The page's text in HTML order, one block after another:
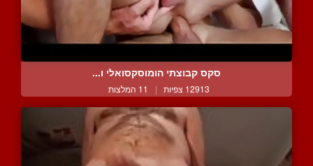
סקס קבוצתי הומוסקסואלי ו...
12913 צפיות | 11 המלצות